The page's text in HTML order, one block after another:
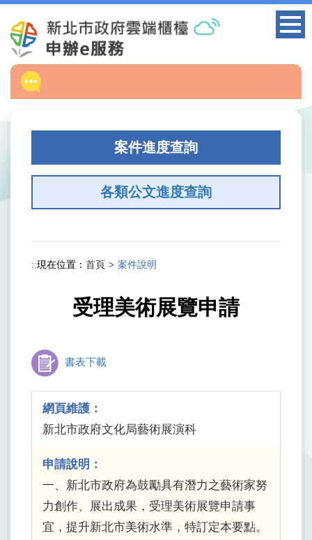
跳
案件進度查詢
各類公文進度查詢
:::
現在位置： 首頁 案件說明
受理美術展覽申請
書表下載
網頁維護：
新北市政府文化局藝術展演科
申請說明：
一、新北市政府為鼓勵具有潛力之藝術家努
力創作、展出成果，受理美術展覽申請事
宜，提升新北市美術水準，特訂定本要點。